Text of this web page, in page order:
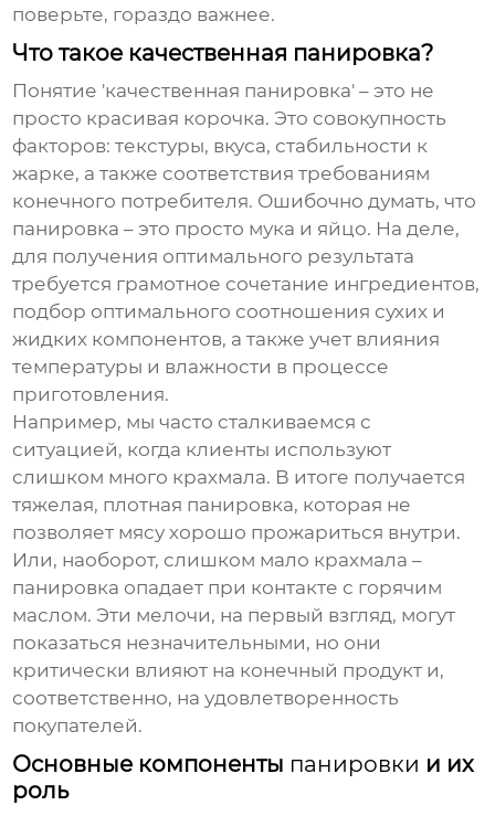
поверьте, гораздо важнее.
Что такое качественная панировка?
Понятие 'качественная панировка' – это не
просто красивая корочка. Это совокупность
факторов: текстуры, вкуса, стабильности к
жарке, а также соответствия требованиям
конечного потребителя. Ошибочно думать, что
панировка – это просто мука и яйцо. На деле,
для получения оптимального результата
требуется грамотное сочетание ингредиентов,
подбор оптимального соотношения сухих и
жидких компонентов, а также учет влияния
температуры и влажности в процессе
приготовления.
Например, мы часто сталкиваемся с
ситуацией, когда клиенты используют
слишком много крахмала. В итоге получается
тяжелая, плотная панировка, которая не
позволяет мясу хорошо прожариться внутри.
Или, наоборот, слишком мало крахмала –
панировка опадает при контакте с горячим
маслом. Эти мелочи, на первый взгляд, могут
показаться незначительными, но они
критически влияют на конечный продукт и,
соответственно, на удовлетворенность
покупателей.
Основные компоненты панировки и их
роль